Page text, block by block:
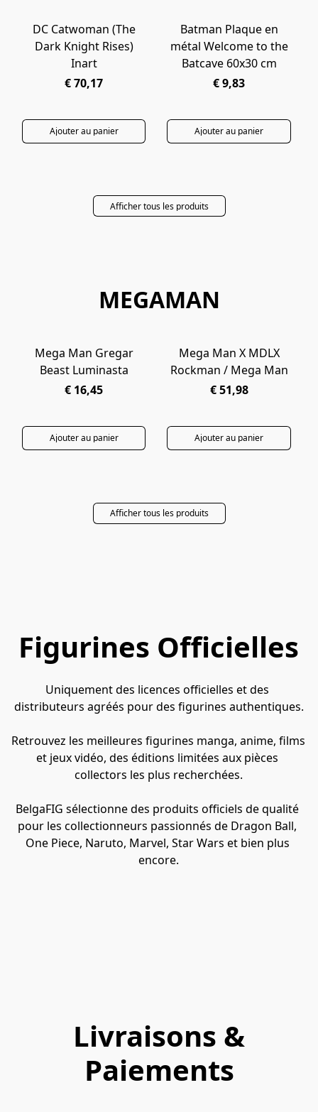
EN ARRIVAGE
DC Catwoman (The
Dark Knight Rises)
Inart
€ 70,17
Ajouter au panier
Batman Plaque en
métal Welcome to the
Batcave 60x30 cm
€ 9,83
Ajouter au panier
Afficher tous les produits
MEGAMAN
PRÉCOMMANDE
Mega Man Gregar
Beast Luminasta
€ 16,45
Ajouter au panier
PRÉCOMMANDE
Mega Man X MDLX
Rockman / Mega Man
€ 51,98
Ajouter au panier
Afficher tous les produits
Figurines Officielles
Uniquement des licences officielles et des
distributeurs agréés pour des figurines authentiques.
Retrouvez les meilleures figurines manga, anime, films
et jeux vidéo, des éditions limitées aux pièces
collectors les plus recherchées.
BelgaFIG sélectionne des produits officiels de qualité
pour les collectionneurs passionnés de Dragon Ball,
One Piece, Naruto, Marvel, Star Wars et bien plus
encore.
Livraisons &
Paiements